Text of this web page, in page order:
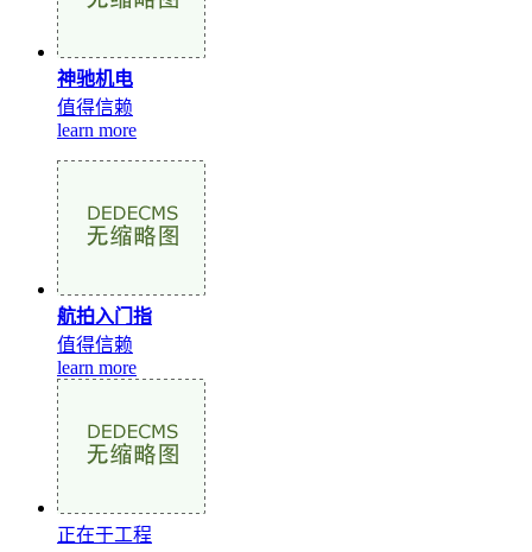
神驰机电
值得信赖
learn more
航拍入门指
值得信赖
learn more
正在于工程